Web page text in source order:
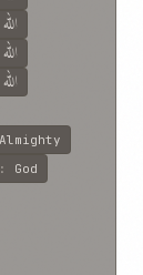
الله
الله
الله
Almighty
: God